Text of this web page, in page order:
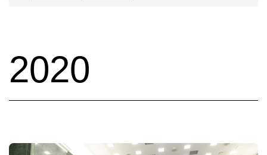
2020